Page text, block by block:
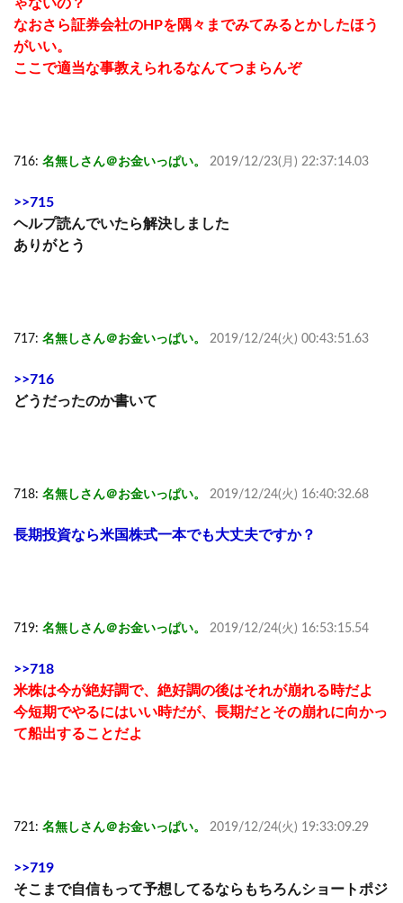
ゃないの？
なおさら証券会社のHPを隅々までみてみるとかしたほう
がいい。
ここで適当な事教えられるなんてつまらんぞ
716: 名無しさん＠お金いっぱい。 2019/12/23(月) 22:37:14.03
>>715
ヘルプ読んでいたら解決しました
ありがとう
717: 名無しさん＠お金いっぱい。 2019/12/24(火) 00:43:51.63
>>716
どうだったのか書いて
718: 名無しさん＠お金いっぱい。 2019/12/24(火) 16:40:32.68
長期投資なら米国株式一本でも大丈夫ですか？
719: 名無しさん＠お金いっぱい。 2019/12/24(火) 16:53:15.54
>>718
米株は今が絶好調で、絶好調の後はそれが崩れる時だよ
今短期でやるにはいい時だが、長期だとその崩れに向かっ
て船出することだよ
721: 名無しさん＠お金いっぱい。 2019/12/24(火) 19:33:09.29
>>719
そこまで自信もって予想してるならもちろんショートポジ